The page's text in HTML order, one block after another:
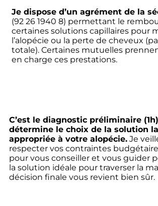
Je dispose d’un agrément de la
(92 26 1940 8) permettant le
certaines solutions capillaires pour
l’alopécie ou la perte de cheveux
totale). Certaines mutuelles
en charge ces prestations.
C’est le diagnostic préliminaire
détermine le choix de la solution
appropriée à votre alopécie. Je
respecter vos contraintes
pour vous conseiller et vous guider
la solution idéale pour traverser la
décision finale vous revient bien sûr.